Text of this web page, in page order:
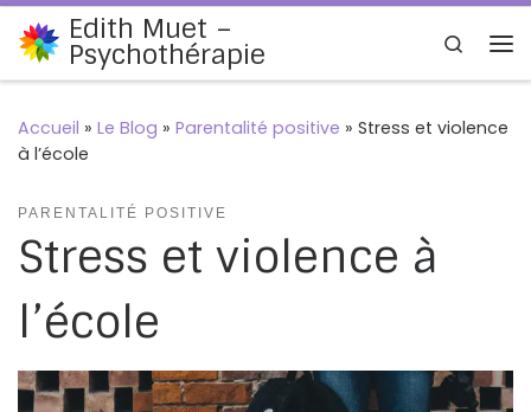
Passer au contenu
Edith Muet –
Psychothérapie
Search
Accueil » Le Blog » Parentalité positive » Stress et violence
à l’école
PARENTALITÉ POSITIVE
Stress et violence à
l’école